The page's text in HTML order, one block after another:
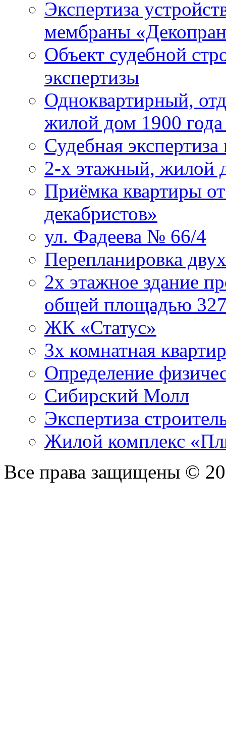
Экспертиза
мембраны
Объект судебной
экспертизы
Одноквартирный,
жилой дом 1900
Судебная
2-х этажный, жилой
Приёмка квартиры
декабристов»
ул. Фадеева № 66/4
Перепланировка
2х этажное здание
общей площадью
ЖК «Статус»
3х комнатная
Определение
Сибирский Молл
Экспертиза
Жилой комплекс
Все права защищены ©